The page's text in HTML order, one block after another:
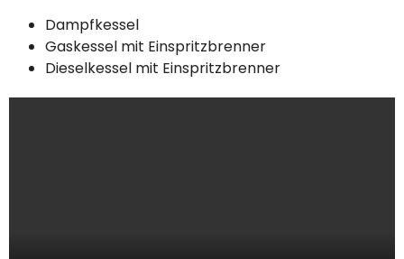
Dampfkessel
Gaskessel mit Einspritzbrenner
Dieselkessel mit Einspritzbrenner